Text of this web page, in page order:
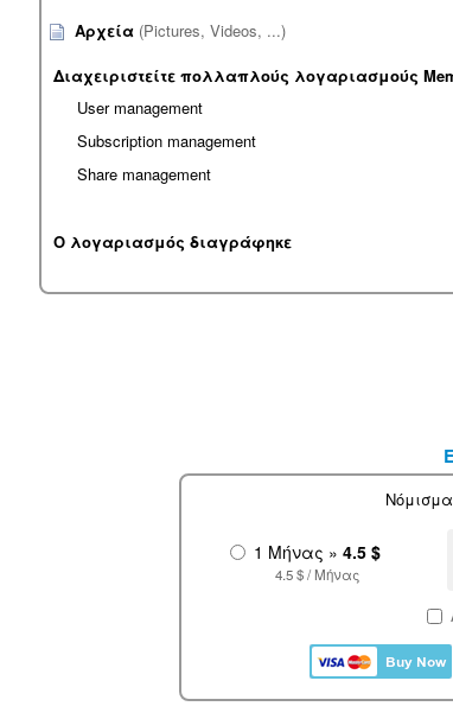
Αρχεία (Pictures, Videos, ...)
Διαχειριστείτε πολλαπλούς λογαριασμούς
User management
Subscription management
Share management
Ο λογαριασμός διαγράφηκε
1 Μήνας » 4.5 $
4.5 $ / Μήνας